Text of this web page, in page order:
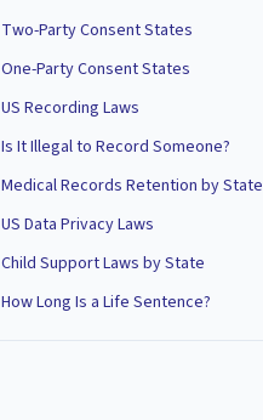
Two-Party Consent States
One-Party Consent States
US Recording Laws
Is It Illegal to Record Someone?
Medical Records Retention by State
US Data Privacy Laws
Child Support Laws by State
How Long Is a Life Sentence?